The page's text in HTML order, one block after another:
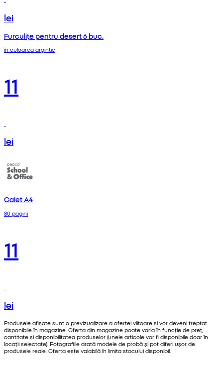
lei
Furculițe pentru desert 6 buc.
în culoarea argintie
11
lei
Caiet A4
80 pagini
11
lei
Produsele afișate sunt o previzualizare a ofertei viitoare și vor deveni treptat
disponibile în magazine. Oferta din magazine poate varia în funcție de preț,
cantitate și disponibilitatea produselor (unele articole vor fi disponibile doar în
locații selectate). Fotografiile arată modele de probă și pot diferi ușor de
produsele reale. Oferta este valabilă în limita stocului disponibil.